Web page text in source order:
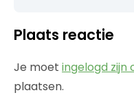
Plaats reactie
Je moet ingelogd zijn
plaatsen.